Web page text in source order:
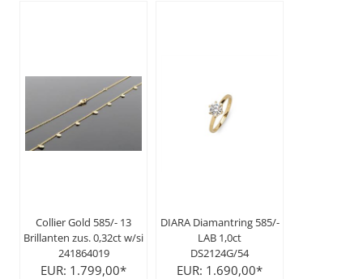
Collier Gold 585/- 13
Brillanten zus. 0,32ct w/si
241864019
EUR: 1.799,00*
DIARA Diamantring 585/-
LAB 1,0ct
DS2124G/54
EUR: 1.690,00*